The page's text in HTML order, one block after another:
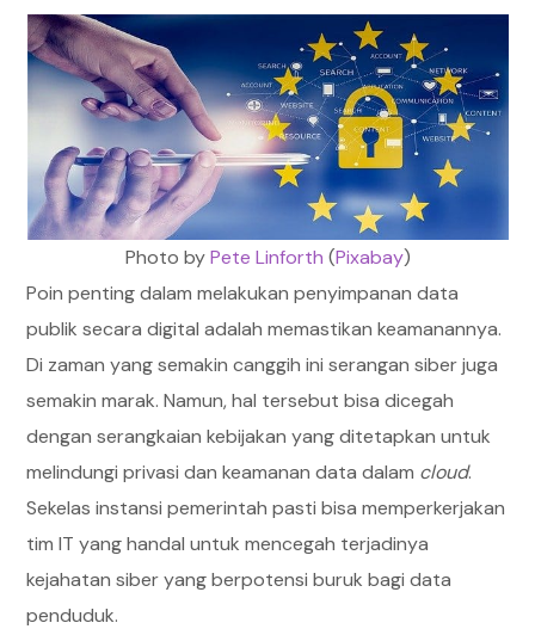
Photo byPete Linforth (Pixabay)
Poin penting dalam melakukan penyimpanan data
publik secara digital adalah memastikan keamanannya.
Di zaman yang semakin canggih ini serangan siber juga
semakin marak. Namun, hal tersebut bisa dicegah
dengan serangkaian kebijakan yang ditetapkan untuk
melindungi privasi dan keamanan data dalam cloud.
Sekelas instansi pemerintah pasti bisa memperkerjakan
tim IT yang handal untuk mencegah terjadinya
kejahatan siber yang berpotensi buruk bagi data
penduduk.